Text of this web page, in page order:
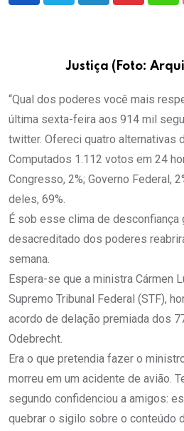
Justiça (Foto:
“Qual dos poderes você mais
última sexta-feira aos 914 mil
twitter. Ofereci quatro alternativas
Computados 1.112 votos em 24
Congresso, 2%; Governo Federal,
deles, 69%.
É sob esse clima de desconfiança
desacreditado dos poderes
semana.
Espera-se que a ministra Cármen
Supremo Tribunal Federal (STF),
acordo de delação premiada dos
Odebrecht.
Era o que pretendia fazer o
morreu em um acidente de avião.
segundo confidenciou a amigos:
quebrar o sigilo sobre o conteúdo